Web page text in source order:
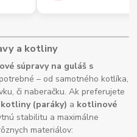
a kotliny
súpravy na guláš s
– od samotného kotlíka,
či naberačku. Ak preferujete
kotliny (paráky) a kotlinové
stabilitu a maximálne
materiálov: